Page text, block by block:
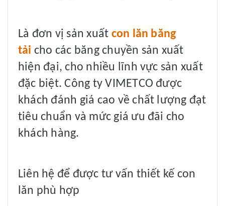
Là đơn vị sản xuất con lăn băng
tải cho các băng chuyền sản xuất
hiện đại, cho nhiều lĩnh vực sản xuất
đặc biệt. Công ty VIMETCO được
khách đánh giá cao về chất lượng đạt
tiêu chuẩn và mức giá ưu đãi cho
khách hàng.
Liên hệ để được tư vấn thiết kế con
lăn phù hợp